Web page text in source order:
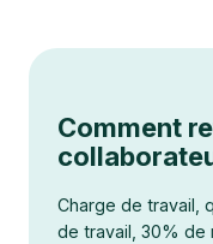
Comment
Charge de travail,
de travail, 30% de